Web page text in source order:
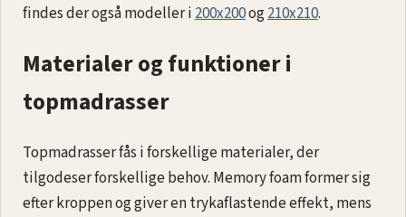
findes der også modeller i 200x200og210x210.
Materialer og funktioner i
topmadrasser
Topmadrasser fås i forskellige materialer, der
tilgodeser forskellige behov. Memory foam former sig
efter kroppen og giver en trykaflastende effekt, mens